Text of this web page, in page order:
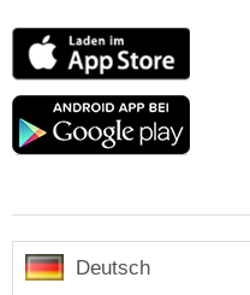
App
Store
Google
Deutsch